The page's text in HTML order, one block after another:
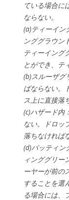
ている場合に
ならない。
(a)ティーイン
ンググラウン
ティーイング
とができ、テ
(b)スルーザグ
ばならない。
ス上に直接落
(c)ハザード内
ない。ドロッ
落ちなければ
(d)パッティン
ィンググリー
ーヤーが前の
することを選
る場合には、